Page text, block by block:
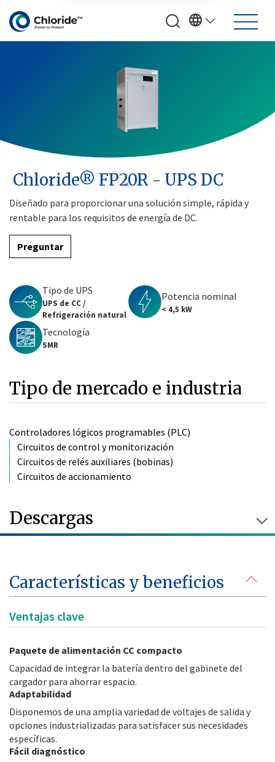
Chloride® FP20R - UPS DC
Diseñado para proporcionar una solución simple, rápida y
rentable para los requisitos de energía de DC.
Preguntar
Tipo de UPS
UPS de CC /
Refrigeración natural
Potencia nominal
< 4,5 kW
Tecnología
SMR
Tipo de mercado e industria
Controladores lógicos programables (PLC)
Circuitos de control y monitorización
Circuitos de relés auxiliares (bobinas)
Circuitos de accionamiento
Descargas
Características y beneficios
Ventajas clave
Paquete de alimentación CC compacto
Capacidad de integrar la batería dentro del gabinete del
cargador para ahorrar espacio.
Adaptabilidad
Disponemos de una amplia variedad de voltajes de salida y
opciones industrializadas para satisfacer sus necesidades
específicas.
Fácil diagnóstico